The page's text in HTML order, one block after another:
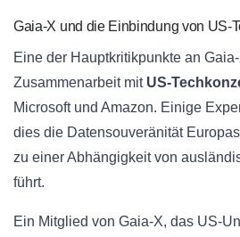
Gaia-X und die Einbindung von US-
Eine der Hauptkritikpunkte an
Zusammenarbeit mit US-
Microsoft und Amazon. Einige
dies die Datensouveränität
zu einer Abhängigkeit von
führt.
Ein Mitglied von Gaia-X, das US-